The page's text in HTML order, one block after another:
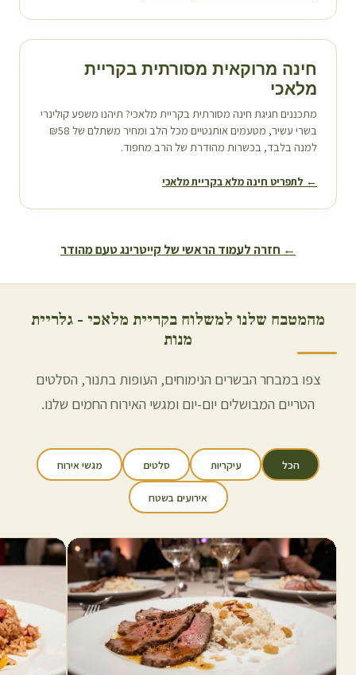
חינה מרוקאית מסורתית בקריית
מלאכי
מתכננים חגיגת חינה מסורתית בקריית מלאכי? תיהנו משפע קולינרי
בשרי עשיר, מטעמים אותנטיים מכל הלב ומחיר משתלם של ₪58
למנה בלבד, בכשרות מהודרת של הרב מחפוד.
← לתפריט חינה מלא בקריית מלאכי
← חזרה לעמוד הראשי של קייטרינג טעם מהודר
מהמטבח שלנו למשלוח בקריית מלאכי - גלריית
מנות
צפו במבחר הבשרים הנימוחים, העופות בתנור, הסלטים
הטריים המבושלים יום-יום ומגשי האירוח החמים שלנו.
הכל עיקריות סלטים מגשי אירוח
אירועים בשטח